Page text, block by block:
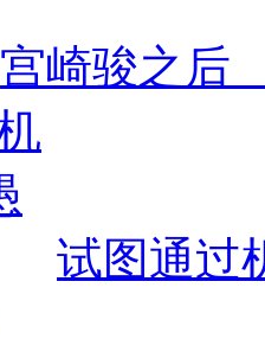
宫崎骏之后
试图通过